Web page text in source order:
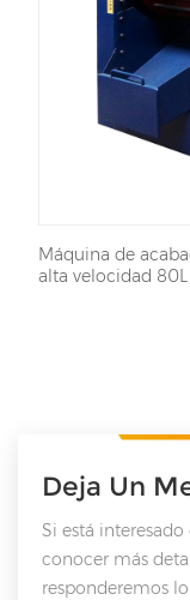
Máquina de
alta velocidad
Deja Un
Si está
conocer más
responderemos